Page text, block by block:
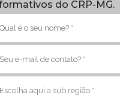
do CRP-MG.